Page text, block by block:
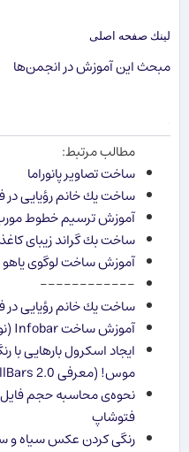
لینك صفحه اصلی
مبحث این آموزش در انجمن‌ها
مطالب مرتبط:
ساخت تصاویر پانوراما
ساخت یك خانم رؤیایی
آموزش ترسیم خطوط
ساخت بك گراند زیبای
آموزش ساخت لوگوی
------------
ساخت یك خانم رؤیایی
آموزش ساخت Infobar (نوار پیغام) در بالای وبلاگ و وب​سایت
ایجاد اسکرول بارهایی با
موس! (معرفی Yaldex Colored ScrollBars 2.0)
نحوه‌ی محاسبه حجم
فتوشاپ
رنگی کردن عکس سیاه و